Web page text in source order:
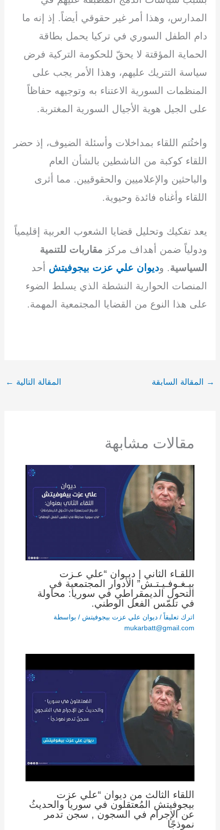
المدارس، وهذا أمر غير حقوقي أيضاً. إذ إنه ما
دام الطفل السوري في تركيا يحمل بطاقة
الحماية المؤقتة لا يحقّ للحكومة التركية فرض
سياسة التتريك عليهم، وهذا الأمر يجب على
المنظمات السورية الاعتناء به وتوجيهه حفاظاً
على الجيل هوية الأجيال السورية المغتربة.
واختُتم اللقاء بمداخلات وأسئلة الضيوف، إذ حضر
اللقاء كوكبة من الناشطين بالشأن العام
والباحثين والإعلاميين والحقوقيين. مما أثرى
اللقاء وأغناه فائدة وحيوية.
يعد تفكيك وتحليل قضايا الشعوب العربية إقليمياً
ودولياً ضمن أهداف مركز مقاربات للتنمية
السياسية. وديوان علي عزت بيجوفيتش أحد
المنصات الحوارية النشطة الذي يسلط الضوء
على هذا النوع من القضايا المجتمعية المهمة.
→ المقالة السابقة المقالة التالية ←
مقالات مشابهة
اللقـاء الثاني | ديـوان “علي عـزت
بيـغـوفـيـتـش” الأدوار المجتمعية في
التحول الديمقراطي في سوريا: محاولة
في تلمّس الفعل الوطني.
اترك تعليقاً / ديوان علي عزت بيجوفيتش / بواسطة
mukarbatt@gmail.com
اللقاء الثالث من ديوان “علي عزت
بيجوفيتش المُعتقلون في سوريا والحديثُ
عن الإجرام في السجون , سجن تدمر
نموذجًا